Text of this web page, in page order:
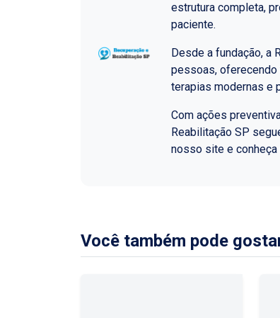
estrutura completa,
paciente.
Desde a fundação, a
pessoas, oferecendo
terapias modernas e
Com ações
Reabilitação SP
nosso site e conheça
Você também pode